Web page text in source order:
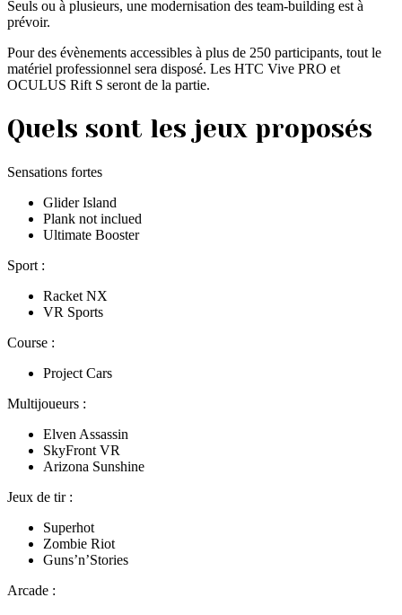
Seuls ou à plusieurs, une modernisation des team-building est à
prévoir.
Pour des évènements accessibles à plus de 250 participants, tout le
matériel professionnel sera disposé. Les HTC Vive PRO et
OCULUS Rift S seront de la partie.
Quels sont les jeux proposés
Sensations fortes
Glider Island
Plank not inclued
Ultimate Booster
Sport :
Racket NX
VR Sports
Course :
Project Cars
Multijoueurs :
Elven Assassin
SkyFront VR
Arizona Sunshine
Jeux de tir :
Superhot
Zombie Riot
Guns’n’Stories
Arcade :